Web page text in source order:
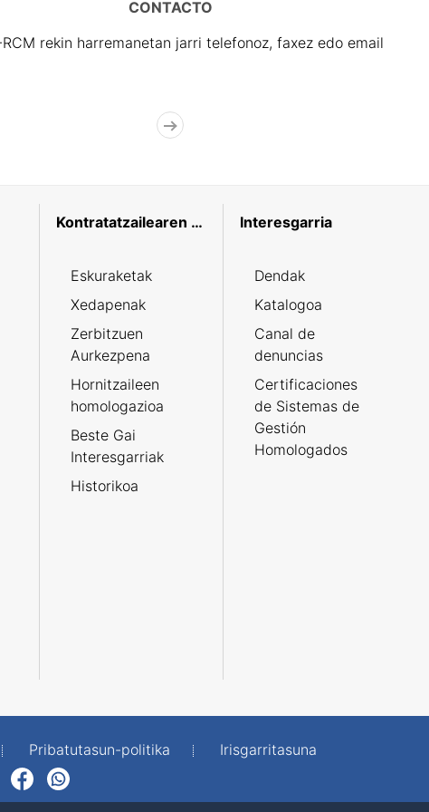
CONTACTO
RCM rekin harremanetan jarri telefonoz, faxez edo email
Kontratatzailearen profila
Eskuraketak
Xedapenak
Zerbitzuen
Aurkezpena
Hornitzaileen
homologazioa
Beste Gai
Interesgarriak
Historikoa
Interesgarria
Dendak
Katalogoa
Canal de
denuncias
Certificaciones
de Sistemas de
Gestión
Homologados
Pribatutasun-politika
Irisgarritasuna